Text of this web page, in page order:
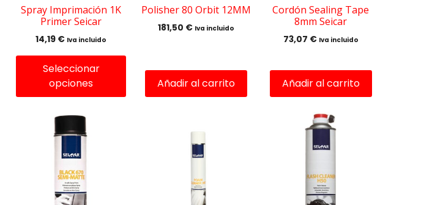
Spray Imprimación 1K
Primer Seicar
14,19 € Iva incluido
Seleccionar
opciones
pueden
elegir
página
producto
Polisher 80 Orbit 12MM
181,50 € Iva incluido
Añadir al carrito
Cordón Sealing Tape
8mm Seicar
73,07 € Iva incluido
Añadir al carrito